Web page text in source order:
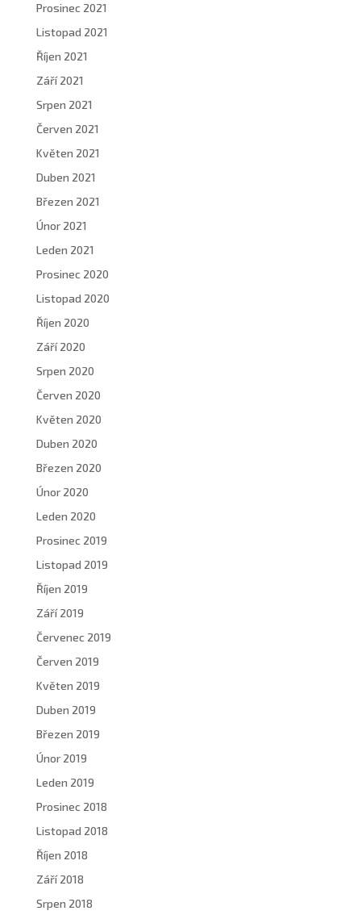
Prosinec 2021
Listopad 2021
Říjen 2021
Září 2021
Srpen 2021
Červen 2021
Květen 2021
Duben 2021
Březen 2021
Únor 2021
Leden 2021
Prosinec 2020
Listopad 2020
Říjen 2020
Září 2020
Srpen 2020
Červen 2020
Květen 2020
Duben 2020
Březen 2020
Únor 2020
Leden 2020
Prosinec 2019
Listopad 2019
Říjen 2019
Září 2019
Červenec 2019
Červen 2019
Květen 2019
Duben 2019
Březen 2019
Únor 2019
Leden 2019
Prosinec 2018
Listopad 2018
Říjen 2018
Září 2018
Srpen 2018